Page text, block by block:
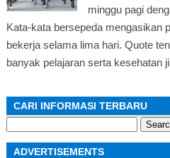
minggu pagi
Kata-kata bersepeda mengasikan
bekerja selama lima hari. Quote
banyak pelajaran serta kesehatan
CARI INFORMASI TERBARU
for:
ADVERTISEMENTS